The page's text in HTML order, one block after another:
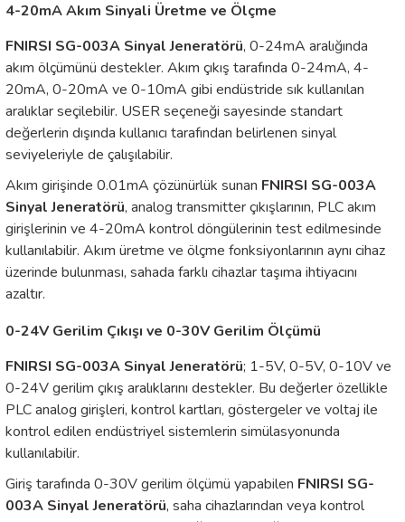
SCOPMETER
CİHAZI
CİHAZLARI
ÖLÇER
ÖLÇÜM CİHAZI
4-20mA Akım Sinyali Üretme ve Ölçme
FNIRSI SG-003A Sinyal Jeneratörü, 0-24mA aralığında
akım ölçümünü destekler. Akım çıkış tarafında 0-24mA, 4-
20mA, 0-20mA ve 0-10mA gibi endüstride sık kullanılan
aralıklar seçilebilir. USER seçeneği sayesinde standart
değerlerin dışında kullanıcı tarafından belirlenen sinyal
seviyeleriyle de çalışılabilir.
Akım girişinde 0.01mA çözünürlük sunan FNIRSI SG-003A
Sinyal Jeneratörü, analog transmitter çıkışlarının, PLC akım
girişlerinin ve 4-20mA kontrol döngülerinin test edilmesinde
kullanılabilir. Akım üretme ve ölçme fonksiyonlarının aynı cihaz
üzerinde bulunması, sahada farklı cihazlar taşıma ihtiyacını
azaltır.
0-24V Gerilim Çıkışı ve 0-30V Gerilim Ölçümü
FNIRSI SG-003A Sinyal Jeneratörü; 1-5V, 0-5V, 0-10V ve
0-24V gerilim çıkış aralıklarını destekler. Bu değerler özellikle
PLC analog girişleri, kontrol kartları, göstergeler ve voltaj ile
kontrol edilen endüstriyel sistemlerin simülasyonunda
kullanılabilir.
Giriş tarafında 0-30V gerilim ölçümü yapabilen FNIRSI SG-
003A Sinyal Jeneratörü, saha cihazlarından veya kontrol